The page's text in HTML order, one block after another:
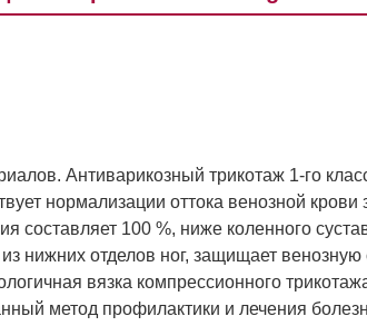
Антиварикозный трикотаж 1-го
нормализации оттока венозной
составляет 100 %, ниже коленного
нижних отделов ног, защищает
вязка компрессионного
метод профилактики и лечения